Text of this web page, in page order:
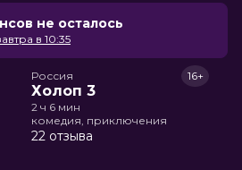
не осталось
в 10:35
Россия
Холоп 3
16+
2 ч 6 мин
комедия, приключения
22 отзыва